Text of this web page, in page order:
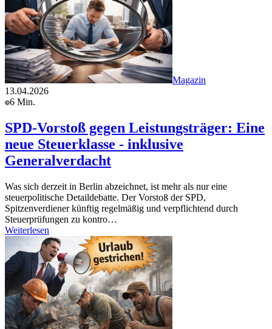
Magazin
13.04.2026
6 Min.
SPD-Vorstoß gegen Leistungsträger: Eine
neue Steuerklasse - inklusive
Generalverdacht
Was sich derzeit in Berlin abzeichnet, ist mehr als nur eine
steuerpolitische Detaildebatte. Der Vorstoß der SPD,
Spitzenverdiener künftig regelmäßig und verpflichtend durch
Steuerprüfungen zu kontro…
Weiterlesen